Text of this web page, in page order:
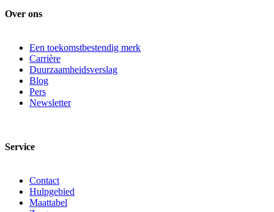
Over ons
Een toekomstbestendig merk
Carrière
Duurzaamheidsverslag
Blog
Pers
Newsletter
Service
Contact
Hulpgebied
Maattabel